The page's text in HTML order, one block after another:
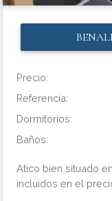
Precio:
Referencia:
Dormitorios:
Baños:
Atico bien situado
incluidos en el